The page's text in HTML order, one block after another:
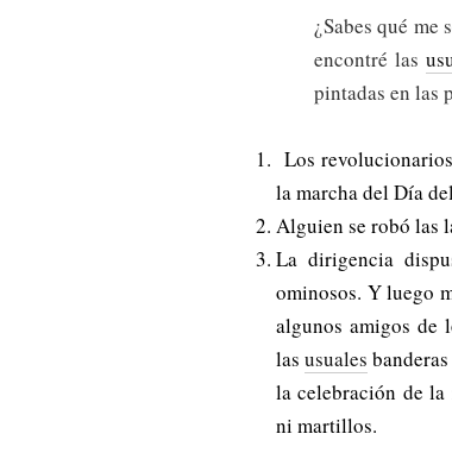
¿Sabes qué
encontré las
pintadas en las
Los
la marcha del Día
Alguien se robó las
La dirigencia
ominosos. Y luego
algunos amigos de
lasusuales
la celebración de la
ni martillos.